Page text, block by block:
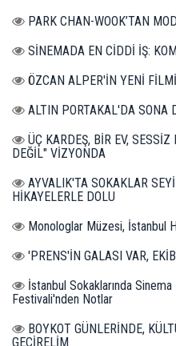
PARK CHAN-WOOK’TAN
SİNEMADA EN CİDDİ İŞ:
ÖZCAN ALPER'İN YENİ
ALTIN PORTAKAL'DA SONA
ÜÇ KARDEŞ, BİR EV,
DEĞİL" VİZYONDA
AYVALIK'TA SOKAKLAR
HİKAYELERLE DOLU
Monologlar Müzesi, İstanbul
'PRENS'İN GALASI VAR,
İstanbul Sokaklarında
Festivali'nden Notlar
BOYKOT GÜNLERİNDE,
GEÇİRELİM